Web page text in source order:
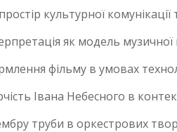
культурної
як модель музичної
фільму в умовах
Івана Небесного в
труби в оркестрових